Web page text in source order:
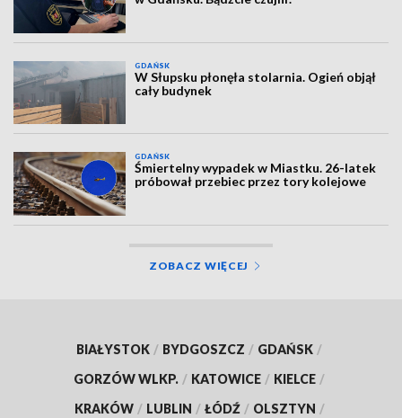
GDAŃSK
W Słupsku płonęła stolarnia. Ogień objął
cały budynek
GDAŃSK
Śmiertelny wypadek w Miastku. 26-latek
próbował przebiec przez tory kolejowe
ZOBACZ WIĘCEJ
BIAŁYSTOK / BYDGOSZCZ / GDAŃSK /
GORZÓW WLKP. / KATOWICE / KIELCE /
KRAKÓW / LUBLIN / ŁÓDŹ / OLSZTYN /